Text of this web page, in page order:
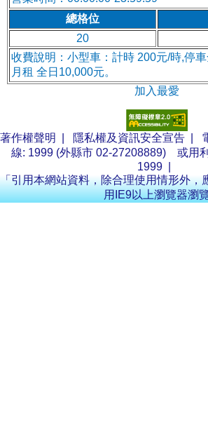
總格位
20
收費說明：小型車：計時 200元/時,停車
月租 全日10,000元。
加入最愛
著作權聲明 隱私權及資訊安全宣告 |
線: 1999 (外縣市 02-27208889) 或用
1999
「引用本網站資料，除合理使用情形外
用IE9以上瀏覽器瀏